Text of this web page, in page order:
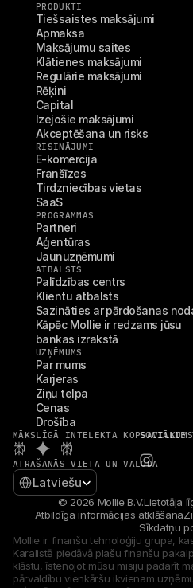
PRODUKTI
Tiešsaistes maksājumi
Apmaksa
Maksājumu saites
Klātienes maksājumi
Regulārie maksājumi
Rēķini
Capital
Izejošie maksājumi
Akceptēšana un risks
RISINĀJUMI
E-komercija
Franšīzes
Tirdzniecības vietas
SaaS
PROGRAMMAS
Partneri
Aģentūras
Jaunuzņēmumi
ATBALSTS
Palīdzības centrs
Klientu atbalsts
Sazināties ar pārdošanas
Kāpēc Mollie ir redzams jūsu
bankas izrakstā
UZŅĒMUMS
Par mums
Karjeras
Ziņu telpa
Cenas
Drošība
MĀKSLĪGĀ INTELEKTA KOPSAVILKUMS
SOCIĀLIE
ATRAŠANĀS VIETA UN VALODA
Select Language
Latviešu
© 2026 Mollie B.V.Lietotāja
Atbildīga informācijas atklāšana
Sīkdatņu
Mollie ir finanšu tehnoloģiju grupa,
Karalistē piedāvā plašu finanšu
klāstu, īstenojot mūsu misiju padarīt
pārvaldību vienkāršu ikvienam